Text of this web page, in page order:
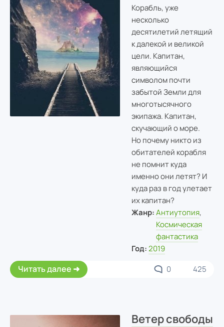
Корабль, уже
несколько
десятилетий летящий
к далекой и великой
цели. Капитан,
являющийся
символом почти
забытой Земли для
многотысячного
экипажа. Капитан,
скучающий о море.
Но почему никто из
обитателей корабля
не помнит куда
именно они летят? И
куда раз в год улетает
их капитан?
Жанр: Антиутопия,
Космическая
фантастика
Год: 2019
Читать далее 0 425
Ветер свободы